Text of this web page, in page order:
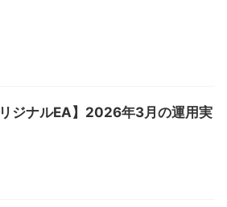
リジナルEA】2026年3月の運用実